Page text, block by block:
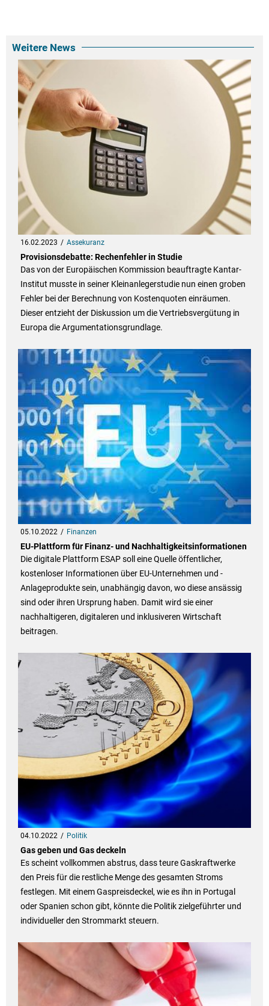
Weitere News
16.02.2023 Assekuranz
Provisionsdebatte: Rechenfehler in Studie
Das von der Europäischen Kommission beauftragte Kantar-
Institut musste in seiner Kleinanlegerstudie nun einen groben
Fehler bei der Berechnung von Kostenquoten einräumen.
Dieser entzieht der Diskussion um die Vertriebsvergütung in
Europa die Argumentationsgrundlage.
05.10.2022 Finanzen
EU-Plattform für Finanz- und Nachhaltigkeitsinformationen
Die digitale Plattform ESAP soll eine Quelle öffentlicher,
kostenloser Informationen über EU-Unternehmen und -
Anlageprodukte sein, unabhängig davon, wo diese ansässig
sind oder ihren Ursprung haben. Damit wird sie einer
nachhaltigeren, digitaleren und inklusiveren Wirtschaft
beitragen.
04.10.2022 Politik
Gas geben und Gas deckeln
Es scheint vollkommen abstrus, dass teure Gaskraftwerke
den Preis für die restliche Menge des gesamten Stroms
festlegen. Mit einem Gaspreisdeckel, wie es ihn in Portugal
oder Spanien schon gibt, könnte die Politik zielgeführter und
individueller den Strommarkt steuern.